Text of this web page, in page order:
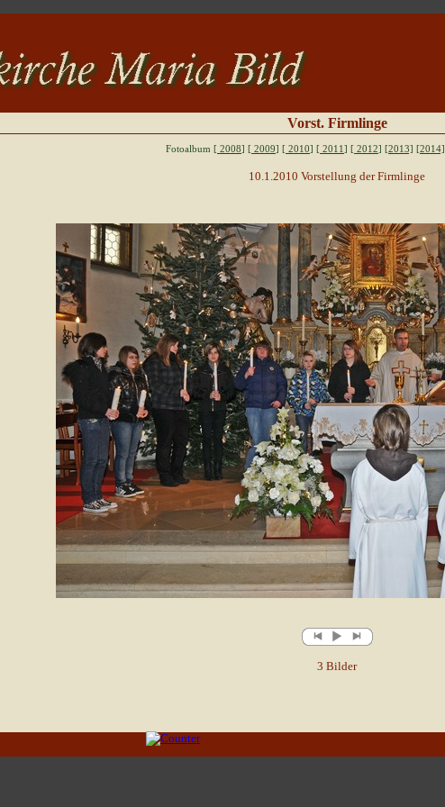
Vorst. Firmlinge
Fotoalbum [ 2008] [ 2009] [ 2010] [ 2011] [ 2012] [2013] [2014]
10.1.2010 Vorstellung der Firmlinge
3 Bilder